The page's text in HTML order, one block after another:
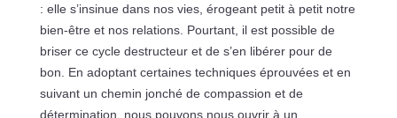
: elle s’insinue dans nos vies, érogeant petit à petit notre
bien-être et nos relations. Pourtant, il est possible de
briser ce cycle destructeur et de s’en libérer pour de
bon. En adoptant certaines techniques éprouvées et en
suivant un chemin jonché de compassion et de
détermination, nous pouvons nous ouvrir à un